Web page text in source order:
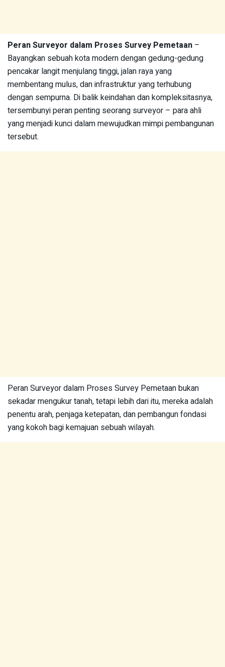
Peran Surveyor dalam Proses Survey Pemetaan –
Bayangkan sebuah kota modern dengan gedung-gedung
pencakar langit menjulang tinggi, jalan raya yang
membentang mulus, dan infrastruktur yang terhubung
dengan sempurna. Di balik keindahan dan kompleksitasnya,
tersembunyi peran penting seorang surveyor – para ahli
yang menjadi kunci dalam mewujudkan mimpi pembangunan
tersebut.
Peran Surveyor dalam Proses Survey Pemetaan bukan
sekadar mengukur tanah, tetapi lebih dari itu, mereka adalah
penentu arah, penjaga ketepatan, dan pembangun fondasi
yang kokoh bagi kemajuan sebuah wilayah.